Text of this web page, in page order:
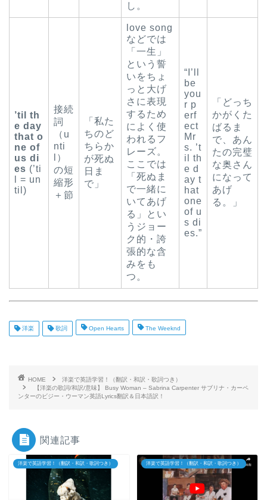
し。
’til th
e day
that o
ne of
us di
es (’ti
l = un
til)
接続
詞
（u
nti
l）
の短
縮形
＋節
「私た
ちのど
ちらか
が死ぬ
日ま
で」
love song
などでは
「一生」
という誓
いをちょ
っと大げ
さに表現
するため
によく使
われるフ
レーズ。
ここでは
「死ぬま
で一緒に
いてあげ
る」とい
うジョー
ク的・誇
張的な含
みをも
つ。
“I’ll
be
you
r p
erf
ect
Mr
s. ’t
il th
e d
ay t
hat
one
of u
s di
es.”
「どっち
かがくた
ばるま
で、あん
たの完璧
な奥さん
になって
あげ
る。」
洋楽 歌詞 Open Hearts The Weeknd
HOME
洋楽で英語学習！（翻訳・和訳・歌詞つき）
【洋楽の歌詞/和訳/意味】 Busy Woman – Sabrina Carpenter サブリナ・カーペ
ンターのビジー・ウーマン英語Lyrics翻訳＆日本語訳！
関連記事
洋楽で英語学習！（翻訳・和訳・歌詞つき） 洋楽で英語学習！（翻訳・和訳・歌詞つき）